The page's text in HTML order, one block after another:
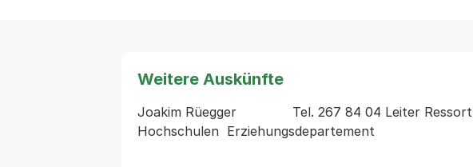
Weitere Auskünfte
Joakim Rüegger              Tel. 267 84 04 Leiter Ressort